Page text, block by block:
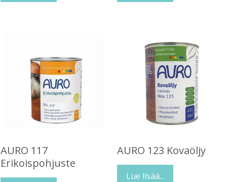
AURO 117
Erikoispohjuste
AURO 123 Kovaöljy
Lue lisää...